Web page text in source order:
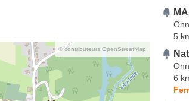
© contributeurs OpenStreetMap
5
6